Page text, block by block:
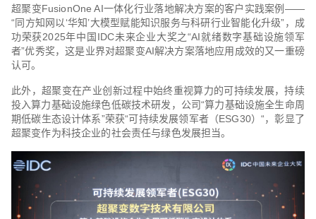
超聚变FusionOne AI一体化行业落地解决方案的客户实践案例——
“同方知网以‘华知’大模型赋能知识服务与科研行业智能化升级”，成
功荣获2025年中国IDC未来企业大奖之“AI就绪数字基础设施领军
者”优秀奖，这是业界对超聚变AI解决方案落地应用成效的又一重磅
认可。
此外，超聚变在产业创新过程中始终重视算力的可持续发展，持续
投入算力基础设施绿色低碳技术研发，公司“算力基础设施全生命周
期低碳生态设计体系”荣获“可持续发展领军者（ESG30）“，彰显了
超聚变作为科技企业的社会责任与绿色发展担当。